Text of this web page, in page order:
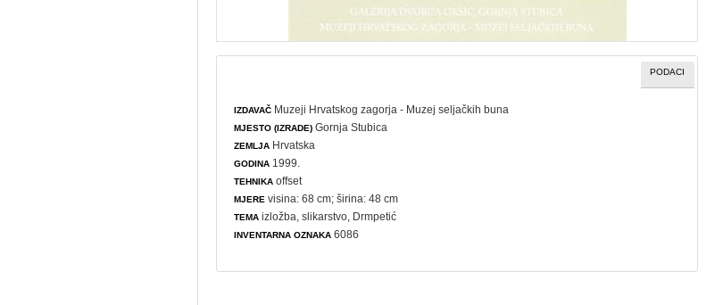
PODACI
IZDAVAČ Muzeji Hrvatskog zagorja - Muzej seljačkih buna
MJESTO (IZRADE) Gornja Stubica
ZEMLJA Hrvatska
GODINA 1999.
TEHNIKA offset
MJERE visina: 68 cm; širina: 48 cm
TEMA izložba ,slikarstvo , Drmpetić
INVENTARNA OZNAKA 6086